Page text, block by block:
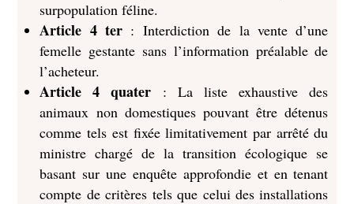
surpopulation féline.
Article 4 ter : Interdiction de la vente d’une
femelle gestante sans l’information préalable de
l’acheteur.
Article 4 quater : La liste exhaustive des
animaux non domestiques pouvant être détenus
comme tels est fixée limitativement par arrêté du
ministre chargé de la transition écologique se
basant sur une enquête approfondie et en tenant
compte de critères tels que celui des installations